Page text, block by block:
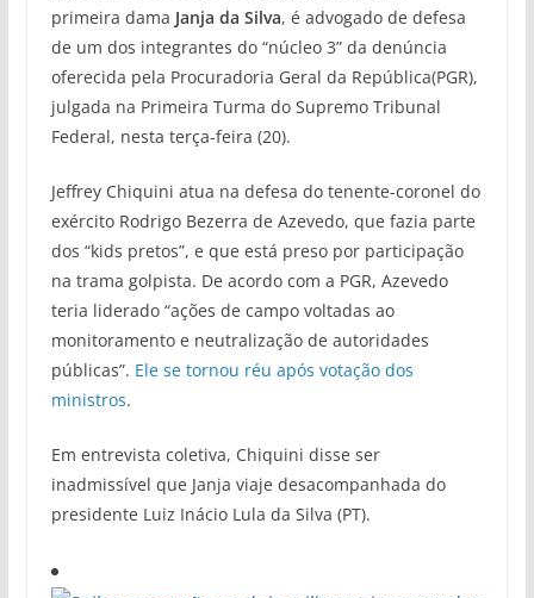
primeira dama Janja da Silva, é advogado de defesa
de um dos integrantes do “núcleo 3” da denúncia
oferecida pela Procuradoria Geral da República(PGR),
julgada na Primeira Turma do Supremo Tribunal
Federal, nesta terça-feira (20).
Jeffrey Chiquini atua na defesa do tenente-coronel do
exército Rodrigo Bezerra de Azevedo, que fazia parte
dos “kids pretos”, e que está preso por participação
na trama golpista. De acordo com a PGR, Azevedo
teria liderado “ações de campo voltadas ao
monitoramento e neutralização de autoridades
públicas”. Ele se tornou réu após votação dos
ministros.
Em entrevista coletiva, Chiquini disse ser
inadmissível que Janja viaje desacompanhada do
presidente Luiz Inácio Lula da Silva (PT).